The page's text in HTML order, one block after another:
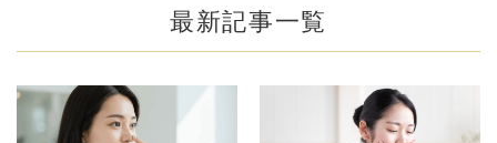
最新記事一覧